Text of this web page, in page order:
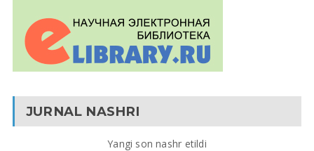
JURNAL NASHRI
Yangi son nashr etildi